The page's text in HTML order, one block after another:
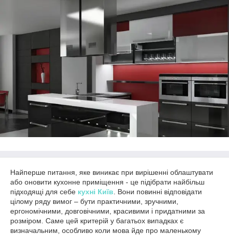
Найперше питання, яке виникає при вирішенні облаштувати
або оновити кухонне приміщення - це підібрати найбільш
підходящі для себе кухні Київ . Вони повинні відповідати
цілому ряду вимог – бути практичними, зручними,
ергономічними, довговічними, красивими і придатними за
розміром. Саме цей критерій у багатьох випадках є
визначальним, особливо коли мова йде про маленькому